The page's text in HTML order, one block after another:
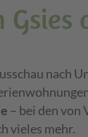
nach
– bei den von
vieles mehr.